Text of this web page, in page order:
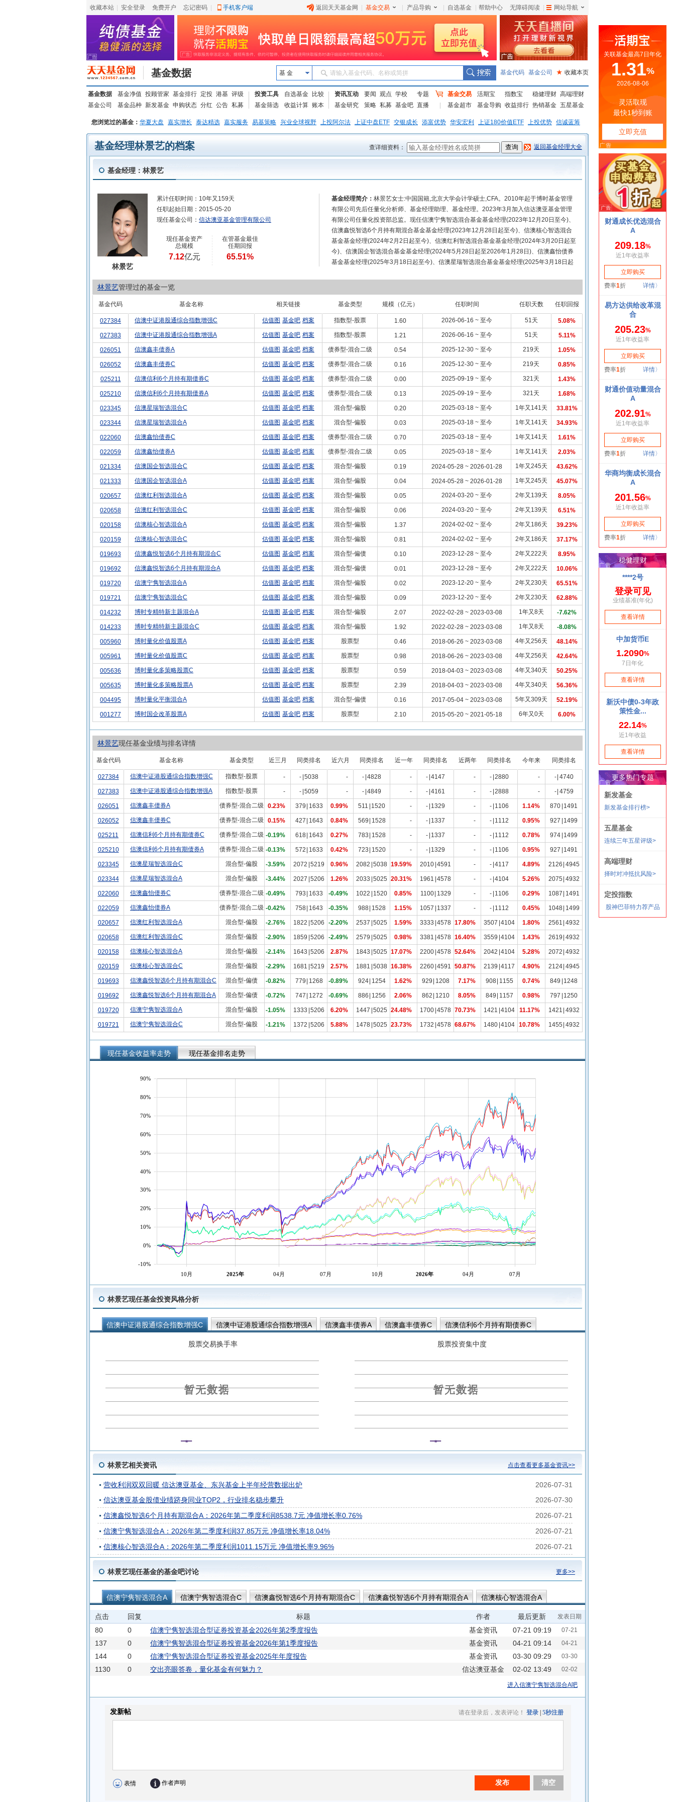
收藏本站 安全登录 免费开户 忘记密码 手机客户端 返回天天基金网 基金交易 产品导购 自选基金 帮助中心 无障碍阅读 网站导航
基金数据 基 金 请输入基金代码、名称或简拼 基金代码 基金公司 ★ 收藏本页
基金数据 基金净值 投顾管家 基金排行 定投 港基 评级
基金公司
基金品种 新发基金 申购状态 分红 公告 私募
投资工具 自选基金
比较
基金筛选
收益计算 账本
资讯互动 要闻 观点 学校
专题
基金研究
策略 私募 基金吧 直播
基金交易 活期宝 指数宝 稳健理财 高端理财
基金超市
基金导购 收益排行 热销基金 五星基金
您浏览过的基金： 华夏大盘 嘉实增长 泰达精选 嘉实服务 易基策略 兴业全球视野 上投阿尔法 上证中盘ETF 交银成长 添富优势 华安宏利 上证180价值ETF 上投优势 信诚蓝筹
基金经理林景艺的档案 查详细资料： 返回基金经理大全
基金经理：林景艺
基金经理简介： 林景艺女士:中国国籍,北京大学会计学硕士,CFA。2010年起于博时基金管理
有限公司先后任量化分析师、基金经理助理、基金经理。2023年3月加入信达澳亚基金管理
有限公司任量化投资部总监。现任信澳宁隽智选混合基金基金经理(2023年12月20日至今)、
信澳鑫悦智选6个月持有期混合基金基金经理(2023年12月28日起至今)、信澳核心智选混合
基金基金经理(2024年2月2日起至今)、信澳红利智选混合基金基金经理(2024年3月20日起至
今)、信澳国企智选混合基金基金经理(2024年5月28日起至2026年1月28日)、信澳鑫怡债券
基金基金经理(2025年3月18日起至今)、信澳星瑞智选混合基金基金经理(2025年3月18日起
林景艺
累计任职时间： 10年又159天
任职起始日期： 2015-05-20
现任基金公司： 信达澳亚基金管理有限公司
现任基金资产
总规模
7.12亿元
在管基金最佳
任期回报
65.51%
林景艺管理过的基金一览
基金代码 基金名称 相关链接 基金类型 规模（亿元） 任职时间 任职天数 任职回报
027384 信澳中证港股通综合指数增强C 估值图 基金吧 档案 指数型-股票 1.60 2026-06-16 ~ 至今 51天 5.08%
027383 信澳中证港股通综合指数增强A 估值图 基金吧 档案 指数型-股票 1.21 2026-06-16 ~ 至今 51天 5.11%
026051 信澳鑫丰债券A 估值图 基金吧 档案 债券型-混合二级 0.54 2025-12-30 ~ 至今 219天 1.05%
026052 信澳鑫丰债券C 估值图 基金吧 档案 债券型-混合二级 0.16 2025-12-30 ~ 至今 219天 0.85%
025211 信澳信利6个月持有期债券C 估值图 基金吧 档案 债券型-混合二级 0.00 2025-09-19 ~ 至今 321天 1.43%
025210 信澳信利6个月持有期债券A 估值图 基金吧 档案 债券型-混合二级 0.13 2025-09-19 ~ 至今 321天 1.68%
023345 信澳星瑞智选混合C 估值图 基金吧 档案 混合型-偏股 0.20 2025-03-18 ~ 至今 1年又141天 33.81%
023344 信澳星瑞智选混合A 估值图 基金吧 档案 混合型-偏股 0.03 2025-03-18 ~ 至今 1年又141天 34.93%
022060 信澳鑫怡债券C 估值图 基金吧 档案 债券型-混合二级 0.70 2025-03-18 ~ 至今 1年又141天 1.61%
022059 信澳鑫怡债券A 估值图 基金吧 档案 债券型-混合二级 0.05 2025-03-18 ~ 至今 1年又141天 2.03%
021334 信澳国企智选混合C 估值图 基金吧 档案 混合型-偏股 0.19 2024-05-28 ~ 2026-01-28 1年又245天 43.62%
021333 信澳国企智选混合A 估值图 基金吧 档案 混合型-偏股 0.04 2024-05-28 ~ 2026-01-28 1年又245天 45.07%
020657 信澳红利智选混合A 估值图 基金吧 档案 混合型-偏股 0.05 2024-03-20 ~ 至今 2年又139天 8.05%
020658 信澳红利智选混合C 估值图 基金吧 档案 混合型-偏股 0.06 2024-03-20 ~ 至今 2年又139天 6.51%
020158 信澳核心智选混合A 估值图 基金吧 档案 混合型-偏股 1.37 2024-02-02 ~ 至今 2年又186天 39.23%
020159 信澳核心智选混合C 估值图 基金吧 档案 混合型-偏股 0.81 2024-02-02 ~ 至今 2年又186天 37.17%
019693 信澳鑫悦智选6个月持有期混合C 估值图 基金吧 档案 混合型-偏债 0.10 2023-12-28 ~ 至今 2年又222天 8.95%
019692 信澳鑫悦智选6个月持有期混合A 估值图 基金吧 档案 混合型-偏债 0.01 2023-12-28 ~ 至今 2年又222天 10.06%
019720 信澳宁隽智选混合A 估值图 基金吧 档案 混合型-偏股 0.02 2023-12-20 ~ 至今 2年又230天 65.51%
019721 信澳宁隽智选混合C 估值图 基金吧 档案 混合型-偏股 0.09 2023-12-20 ~ 至今 2年又230天 62.88%
014232 博时专精特新主题混合A 估值图 基金吧 档案 混合型-偏股 2.07 2022-02-28 ~ 2023-03-08 1年又8天 -7.62%
014233 博时专精特新主题混合C 估值图 基金吧 档案 混合型-偏股 1.92 2022-02-28 ~ 2023-03-08 1年又8天 -8.08%
005960 博时量化价值股票A 估值图 基金吧 档案 股票型 0.46 2018-06-26 ~ 2023-03-08 4年又256天 48.14%
005961 博时量化价值股票C 估值图 基金吧 档案 股票型 0.98 2018-06-26 ~ 2023-03-08 4年又256天 42.64%
005636 博时量化多策略股票C 估值图 基金吧 档案 股票型 0.59 2018-04-03 ~ 2023-03-08 4年又340天 50.25%
005635 博时量化多策略股票A 估值图 基金吧 档案 股票型 2.39 2018-04-03 ~ 2023-03-08 4年又340天 56.36%
004495 博时量化平衡混合A 估值图 基金吧 档案 混合型-偏债 0.16 2017-05-04 ~ 2023-03-08 5年又309天 52.19%
001277 博时国企改革股票A 估值图 基金吧 档案 股票型 2.10 2015-05-20 ~ 2021-05-18 6年又0天 6.00%
林景艺现任基金业绩与排名详情
基金代码 基金名称 基金类型 近三月 同类排名 近六月 同类排名 近一年 同类排名 近两年 同类排名 今年来 同类排名
027384 信澳中证港股通综合指数增强C 指数型-股票 - - 5038 - - 4828 - - 4147 - - 2880 - - 4740
027383 信澳中证港股通综合指数增强A 指数型-股票 - - 5059 - - 4849 - - 4161 - - 2888 - - 4759
026051 信澳鑫丰债券A 债券型-混合二级 0.23% 379 1633 0.99% 511 1520 - - 1329 - - 1106 1.14% 870 1491
026052 信澳鑫丰债券C 债券型-混合二级 0.15% 427 1643 0.84% 569 1528 - - 1337 - - 1112 0.95% 927 1499
025211 信澳信利6个月持有期债券C 债券型-混合二级 -0.19% 618 1643 0.27% 783 1528 - - 1337 - - 1112 0.78% 974 1499
025210 信澳信利6个月持有期债券A 债券型-混合二级 -0.13% 572 1633 0.42% 723 1520 - - 1329 - - 1106 0.95% 927 1491
023345 信澳星瑞智选混合C 混合型-偏股 -3.59% 2072 5219 0.96% 2082 5038 19.59% 2010 4591 - - 4117 4.89% 2126 4945
023344 信澳星瑞智选混合A 混合型-偏股 -3.44% 2027 5206 1.26% 2033 5025 20.31% 1961 4578 - - 4104 5.26% 2075 4932
022060 信澳鑫怡债券C 债券型-混合二级 -0.49% 793 1633 -0.49% 1022 1520 0.85% 1100 1329 - - 1106 0.29% 1087 1491
022059 信澳鑫怡债券A 债券型-混合二级 -0.42% 758 1643 -0.35% 988 1528 1.15% 1057 1337 - - 1112 0.45% 1048 1499
020657 信澳红利智选混合A 混合型-偏股 -2.76% 1822 5206 -2.20% 2537 5025 1.59% 3333 4578 17.80% 3507 4104 1.80% 2561 4932
020658 信澳红利智选混合C 混合型-偏股 -2.90% 1859 5206 -2.49% 2579 5025 0.98% 3381 4578 16.40% 3559 4104 1.43% 2619 4932
020158 信澳核心智选混合A 混合型-偏股 -2.14% 1643 5206 2.87% 1843 5025 17.07% 2200 4578 52.64% 2042 4104 5.28% 2072 4932
020159 信澳核心智选混合C 混合型-偏股 -2.29% 1681 5219 2.57% 1881 5038 16.38% 2260 4591 50.87% 2139 4117 4.90% 2124 4945
019693 信澳鑫悦智选6个月持有期混合C 混合型-偏债 -0.82% 779 1268 -0.89% 924 1254 1.62% 929 1208 7.17% 908 1155 0.74% 849 1248
019692 信澳鑫悦智选6个月持有期混合A 混合型-偏债 -0.72% 747 1272 -0.69% 886 1256 2.06% 862 1210 8.05% 849 1157 0.98% 797 1250
019720 信澳宁隽智选混合A 混合型-偏股 -1.05% 1333 5206 6.20% 1447 5025 24.48% 1700 4578 70.73% 1421 4104 11.17% 1421 4932
019721 信澳宁隽智选混合C 混合型-偏股 -1.21% 1372 5206 5.88% 1478 5025 23.73% 1732 4578 68.67% 1480 4104 10.78% 1455 4932
现任基金收益率走势 现任基金排名走势
10月 2025年 04月 07月 10月 2026年 04月 07月
-10%
0%
10%
20%
30%
40%
50%
60%
70%
80%
90%
林景艺现任基金投资风格分析
信澳中证港股通综合指数增强C 信澳中证港股通综合指数增强A 信澳鑫丰债券A 信澳鑫丰债券C
信澳信利6个月持有期债券C
信澳信利6个月持有期债券A
信澳星瑞智选混合C 信澳鑫怡债券A
信澳红利智选混合A
股票交易换手率 股票投资集中度
林景艺相关资讯 点击查看更多基金资讯>>
营收利润双双回暖 信达澳亚基金、东兴基金上半年经营数据出炉
2026-07-31
信达澳亚基金股债业绩跻身同业TOP2，行业排名稳步攀升
2026-07-30
信澳鑫悦智选6个月持有期混合A：2026年第二季度利润8538.7元 净值增长率0.76%
2026-07-21
信澳宁隽智选混合A：2026年第二季度利润37.85万元 净值增长率18.04%
2026-07-21
信澳核心智选混合A：2026年第二季度利润1011.15万元 净值增长率9.96%
2026-07-21
林景艺现任基金的基金吧讨论 更多>>
信澳宁隽智选混合A 信澳宁隽智选混合C 信澳鑫悦智选6个月持有期混合C 信澳鑫悦智选6个月持有期混合A
信澳核心智选混合A
信澳核心智选混合C
信澳红利智选混合C
信澳鑫怡债券A
信澳鑫怡债券C
信澳信利6个月持有期债券C 信澳信利6个月持有期债券A
信澳鑫丰债券C
信澳中证港股通综合指数增强C
信澳中证港股通综合指数增强A
点击 回复 标题 作者 最后更新 发表日期
80 0 信澳宁隽智选混合型证券投资基金2026年第2季度报告 基金资讯 07-21 09:19 07-21
137 0 信澳宁隽智选混合型证券投资基金2026年第1季度报告 基金资讯 04-21 09:14 04-21
144 0 信澳宁隽智选混合型证券投资基金2025年年度报告 基金资讯 03-30 09:29 03-30
1130 0 交出亮眼答卷，量化基金有何魅力？ 信达澳亚基金 02-02 13:49 02-02
进入信澳宁隽智选混合A吧